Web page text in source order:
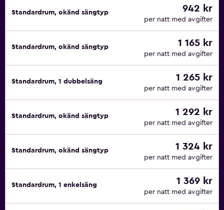
Standardrum, okänd sängtyp 942 kr
per natt med avgifter
Standardrum, okänd sängtyp 1 165 kr
per natt med avgifter
Standardrum, 1 dubbelsäng 1 265 kr
per natt med avgifter
Standardrum, okänd sängtyp 1 292 kr
per natt med avgifter
Standardrum, okänd sängtyp 1 324 kr
per natt med avgifter
Standardrum, 1 enkelsäng 1 369 kr
per natt med avgifter